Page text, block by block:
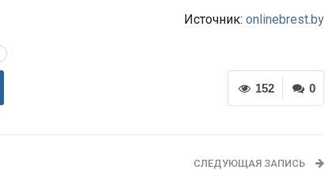
Источник: onlinebrest.by
0
152
СЛЕДУЮЩАЯ ЗАПИСЬ